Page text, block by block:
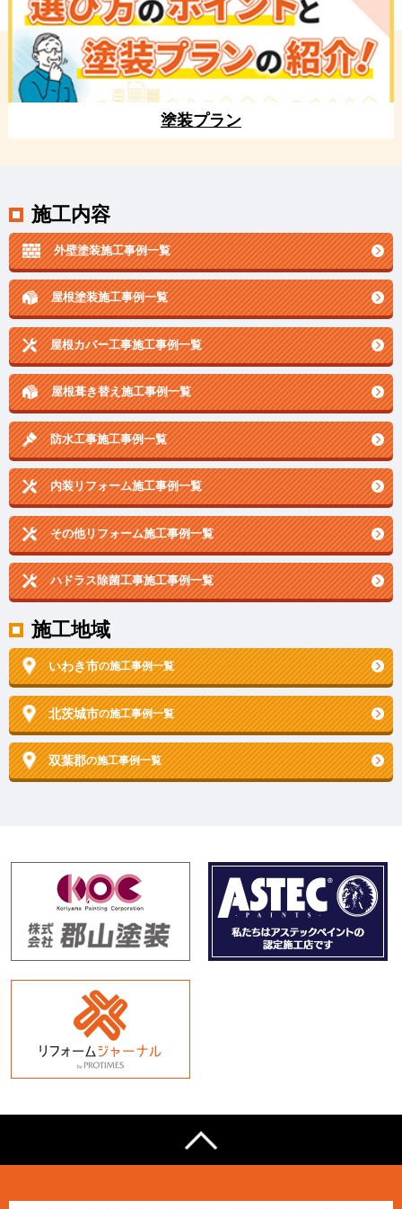
塗装プラン
施工内容
外壁塗装施工事例一覧
屋根塗装施工事例一覧
屋根カバー工事施工事例一覧
屋根葺き替え施工事例一覧
防水工事施工事例一覧
内装リフォーム施工事例一覧
その他リフォーム施工事例一覧
ハドラス除菌工事施工事例一覧
施工地域
いわき市の施工事例一覧
北茨城市の施工事例一覧
双葉郡の施工事例一覧